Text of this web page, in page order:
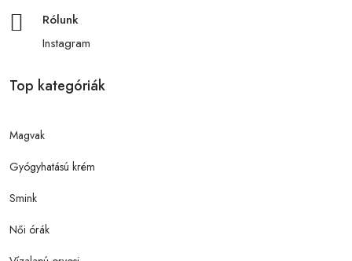
Rólunk
Instagram
Top kategóriák
Magvak
Gyógyhatású krém
Smink
Női órák